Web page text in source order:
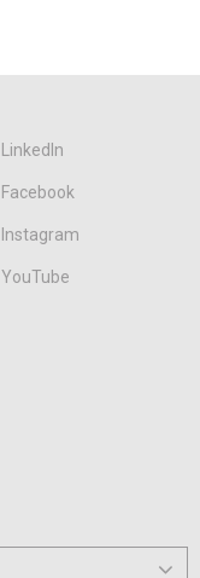
LinkedIn
Facebook
Instagram
YouTube